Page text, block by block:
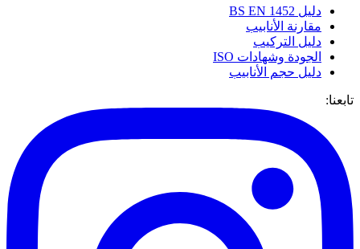
دليل BS EN 1452
مقارنة الأنابيب
دليل التركيب
الجودة وشهادات ISO
دليل حجم الأنابيب
تابعنا: